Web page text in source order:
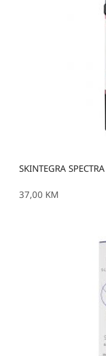
SKINTEGRA
37,00 KM